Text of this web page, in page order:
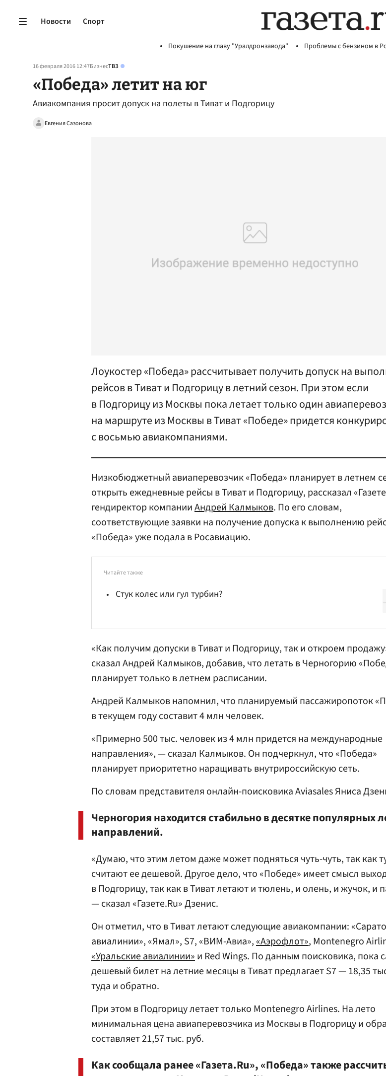
Новости Спорт
Покушение на главу "Уралдронзавода" Проблемы с бензином в
16 февраля 2016 12:47БизнесТВЗ
«Победа» летит на юг
Авиакомпания просит допуск на полеты в Тиват и Подгорицу
Евгения Сазонова
Лоукостер «Победа» рассчитывает получить допуск на
рейсов в Тиват и Подгорицу в летний сезон. При этом если
в Подгорицу из Москвы пока летает только один
на маршруте из Москвы в Тиват «Победе» придется
с восьмью авиакомпаниями.
Низкобюджетный авиаперевозчик «Победа» планирует в летнем
открыть ежедневные рейсы в Тиват и Подгорицу, рассказал
гендиректор компанииАндрей Калмыков. По его словам,
соответствующие заявки на получение допуска к выполнению
«Победа» уже подала в Росавиацию.
Читайте также
Стук колес или гул турбин?
«Как получим допуски в Тиват и Подгорицу, так и откроем
сказал Андрей Калмыков, добавив, что летать в Черногорию
планирует только в летнем расписании.
Андрей Калмыков напомнил, что планируемый пассажиропоток
в текущем году составит 4 млн человек.
«Примерно 500 тыс. человек из 4 млн придется на международные
направления», — сказал Калмыков. Он подчеркнул, что «Победа»
планирует приоритетно наращивать внутрироссийскую сеть.
По словам представителя онлайн-поисковика Aviasales Яниса
Черногория находится стабильно в десятке популярных
направлений.
«Думаю, что этим летом даже может подняться чуть-чуть, так как
считают ее дешевой. Другое дело, что «Победе» имеет смысл
в Подгорицу, так как в Тиват летают и тюлень, и олень, и жучок, и
— сказал «Газете.Ru» Дзенис.
Он отметил, что в Тиват летают следующие авиакомпании:
авиалинии», «Ямал», S7, «ВИМ-Авиа»,«Аэрофлот», Montenegro
«Уральские авиалинии»и Red Wings. По данным поисковика, пока
дешевый билет на летние месяцы в Тиват предлагает S7 — 18,35
туда и обратно.
При этом в Подгорицу летает только Montenegro Airlines. На лето
минимальная цена авиаперевозчика из Москвы в Подгорицу и
составляет 21,57 тыс. руб.
Как сообщала ранее «Газета.Ru», «Победа» также